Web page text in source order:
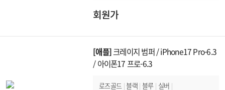
회원가
[애플]크레이지 범퍼 / iPhone17 Pro-6.3
/ 아이폰17 프로-6.3
로즈골드 |블랙 | 블루 | 실버 |